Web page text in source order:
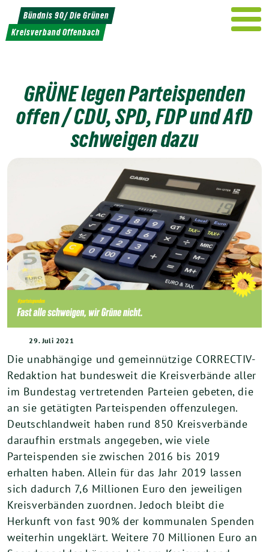
Weiter
zum
Inhalt
Bündnis 90/ Die Grünen
Kreisverband Offenbach
GRÜNE legen Parteispenden
offen / CDU, SPD, FDP und AfD
schweigen dazu
29. Juli 2021
Die unabhängige und gemeinnützige CORRECTIV-
Redaktion hat bundesweit die Kreisverbände aller
im Bundestag vertretenden Parteien gebeten, die
an sie getätigten Parteispenden offenzulegen.
Deutschlandweit haben rund 850 Kreisverbände
daraufhin erstmals angegeben, wie viele
Parteispenden sie zwischen 2016 bis 2019
erhalten haben. Allein für das Jahr 2019 lassen
sich dadurch 7,6 Millionen Euro den jeweiligen
Kreisverbänden zuordnen. Jedoch bleibt die
Herkunft von fast 90% der kommunalen Spenden
weiterhin ungeklärt. Weitere 70 Millionen Euro an